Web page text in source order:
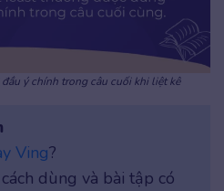
ý chính trong câu cuối khi liệt kê
Ving?
cách dùng và bài tập có